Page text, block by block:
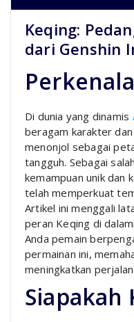
Keqing:
dari Genshin
Di dunia yang dinamis
beragam karakter
menonjol sebagai
tangguh. Sebagai
kemampuan unik dan
telah memperkuat
Artikel ini menggali
peran Keqing di
Anda pemain
permainan ini,
meningkatkan
Siapakah